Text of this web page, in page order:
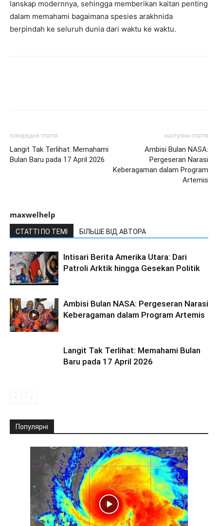
lanskap modernnya, sehingga memberikan kaitan penting
dalam memahami bagaimana spesies arakhnida
berpindah ke seluruh dunia dari waktu ke waktu.
попередня стаття
Langit Tak Terlihat: Memahami
Bulan Baru pada 17 April 2026
наступна стаття
Ambisi Bulan NASA:
Pergeseran Narasi
Keberagaman dalam Program
Artemis
maxwelhelp
СТАТТІ ПО ТЕМІ БІЛЬШЕ ВІД АВТОРА
Intisari Berita Amerika Utara: Dari
Patroli Arktik hingga Gesekan Politik
Ambisi Bulan NASA: Pergeseran Narasi
Keberagaman dalam Program Artemis
Langit Tak Terlihat: Memahami Bulan
Baru pada 17 April 2026
Популярні